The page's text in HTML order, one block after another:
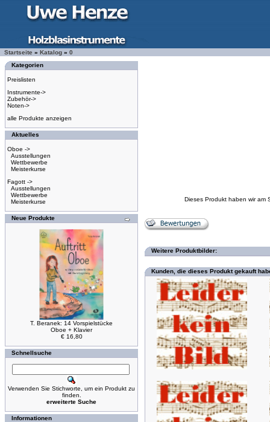
Startseite » Katalog » 0
Kategorien
Preislisten
Instrumente->
Zubehör->
Noten->
alle Produkte anzeigen
Aktuelles
Oboe ->
Ausstellungen
Wettbewerbe
Meisterkurse
Fagott ->
Ausstellungen
Wettbewerbe
Meisterkurse
Neue Produkte
T. Beranek: 14 Vorspielstücke
Oboe + Klavier
€ 16,80
Schnellsuche
Verwenden Sie Stichworte, um ein Produkt zu
finden.
erweiterte Suche
Informationen
Dieses Produkt haben wir am
Weitere Produktbilder:
Kunden, die dieses Produkt gekauft